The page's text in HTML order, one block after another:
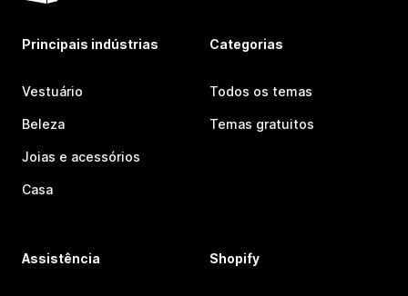
Principais indústrias
Vestuário
Beleza
Joias e acessórios
Casa
Categorias
Todos os temas
Temas gratuitos
Assistência Shopify